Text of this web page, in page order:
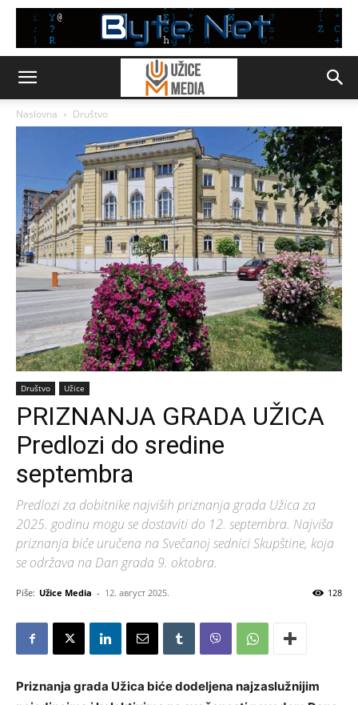
Naslovna Društvo
Društvo Užice
PRIZNANJA GRADA UŽICA
Predlozi do sredine
septembra
Predlozi za dobitnike najviših priznanja grada Užica za
2025. godinu mogu se dostaviti do 12. septembra. Najviša
priznanja biće uručena na Svečanoj sednici Skupštine, koja
se održava na Dan grada 9. oktobra.
Piše: Užice Media - 12. август 2025. 128
Priznanja grada Užica biće dodeljena najzaslužnijim